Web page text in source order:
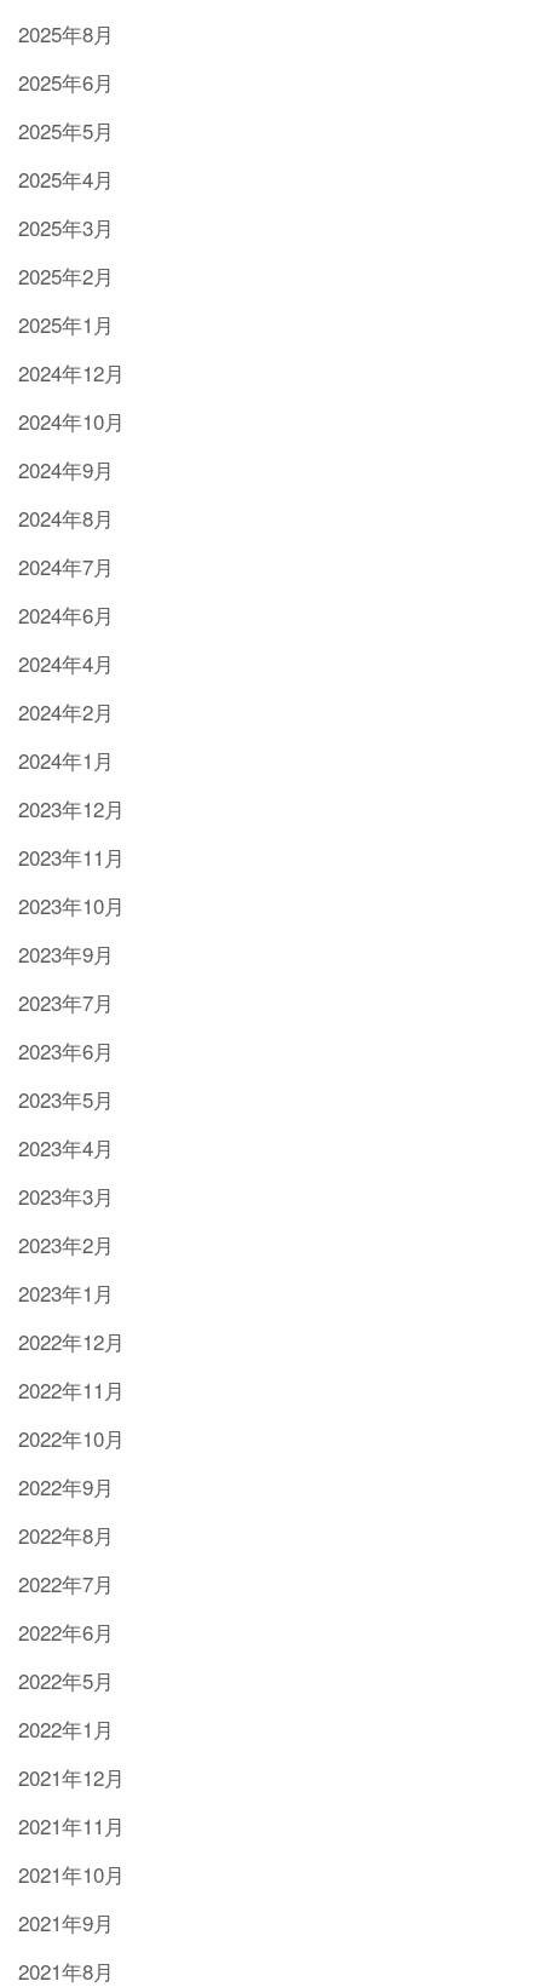
2025年8月
2025年6月
2025年5月
2025年4月
2025年3月
2025年2月
2025年1月
2024年12月
2024年10月
2024年9月
2024年8月
2024年7月
2024年6月
2024年4月
2024年2月
2024年1月
2023年12月
2023年11月
2023年10月
2023年9月
2023年7月
2023年6月
2023年5月
2023年4月
2023年3月
2023年2月
2023年1月
2022年12月
2022年11月
2022年10月
2022年9月
2022年8月
2022年7月
2022年6月
2022年5月
2022年1月
2021年12月
2021年11月
2021年10月
2021年9月
2021年8月